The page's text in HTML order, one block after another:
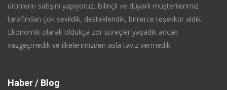
ürünlerin satışını yapıyoruz. Bilinçli ve duyarlı müşterilerimiz
tarafından çok sevildik, desteklendik, binlerce teşekkür aldık.
Ekonomik olarak oldukça zor süreçler yaşadık ancak
vazgeçmedik ve ilkelerimizden asla taviz vermedik.
Haber / Blog